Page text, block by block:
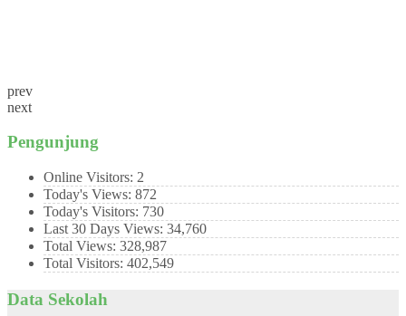
prev
next
Pengunjung
Online Visitors: 2
Today's Views: 872
Today's Visitors: 730
Last 30 Days Views: 34,760
Total Views: 328,987
Total Visitors: 402,549
Data Sekolah